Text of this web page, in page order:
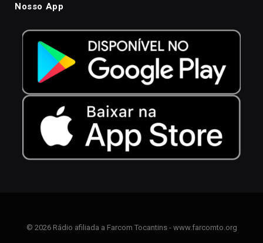
Nosso App
© 2026 Rádio afiliada a Farcom Tocantins - www.farcomto.org